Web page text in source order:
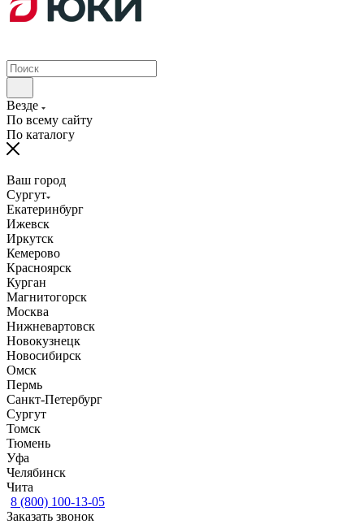
Везде
По всему сайту
По каталогу
Ваш город
Сургут
Екатеринбург
Ижевск
Иркутск
Кемерово
Красноярск
Курган
Магнитогорск
Москва
Нижневартовск
Новокузнецк
Новосибирск
Омск
Пермь
Санкт-Петербург
Сургут
Томск
Тюмень
Уфа
Челябинск
Чита
8 (800) 100-13-05
Заказать звонок